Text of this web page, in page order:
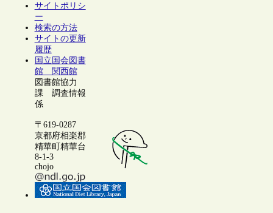
サイトポリシ
ー
検索の方法
サイトの更新
履歴
国立国会図書
館 関西館
図書館協力
課 調査情報
係
〒619-0287
京都府相楽郡
精華町精華台
8-1-3
chojo